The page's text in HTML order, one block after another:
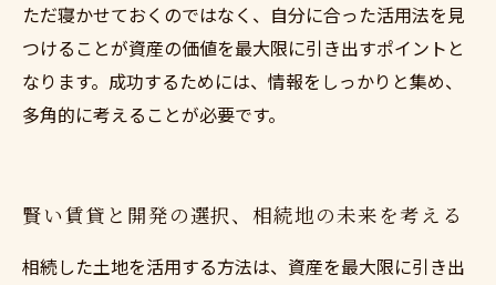
ただ寝かせておくのではなく、自分に合った活用法を見
つけることが資産の価値を最大限に引き出すポイントと
なります。成功するためには、情報をしっかりと集め、
多角的に考えることが必要です。
賢い賃貸と開発の選択、相続地の未来を考える
相続した土地を活用する方法は、資産を最大限に引き出